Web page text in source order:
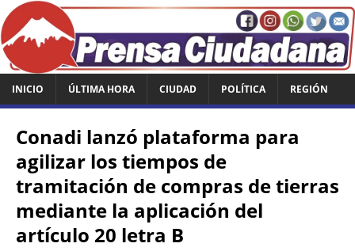
INICIO ÚLTIMA HORA CIUDAD POLÍTICA REGIÓN
Conadi lanzó plataforma para
agilizar los tiempos de
tramitación de compras de tierras
mediante la aplicación del
artículo 20 letra B